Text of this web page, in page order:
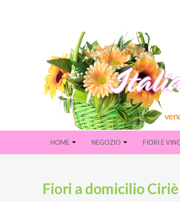
HOME NEGOZIO FIORI E
Fiori a domicilio